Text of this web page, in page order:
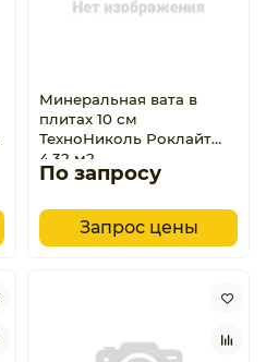
Минеральная вата в
плитах 10 см
ТехноНиколь Роклайт
4,32 м2
По запросу
Запрос цены